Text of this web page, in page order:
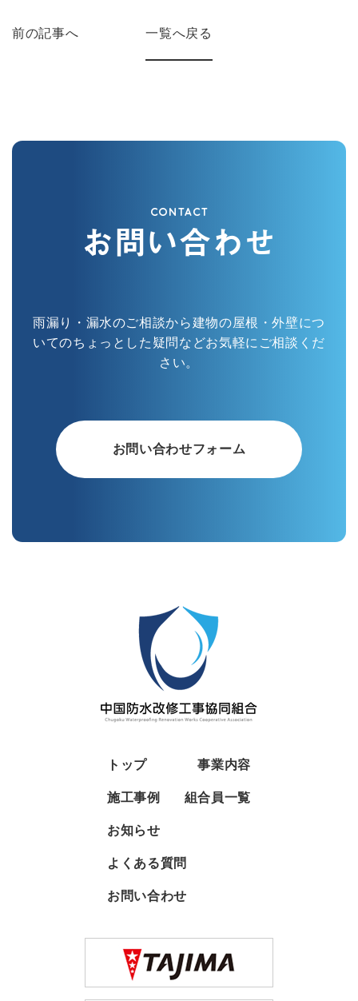
一覧へ戻る
前の記事へ
CONTACT
お問い合わせ
雨漏り・漏水のご相談から建物の屋根・外壁につ
いてのちょっとした疑問などお気軽にご相談くだ
さい。
お問い合わせフォーム
トップ 事業内容
施工事例 組合員一覧
お知らせ
よくある質問
お問い合わせ